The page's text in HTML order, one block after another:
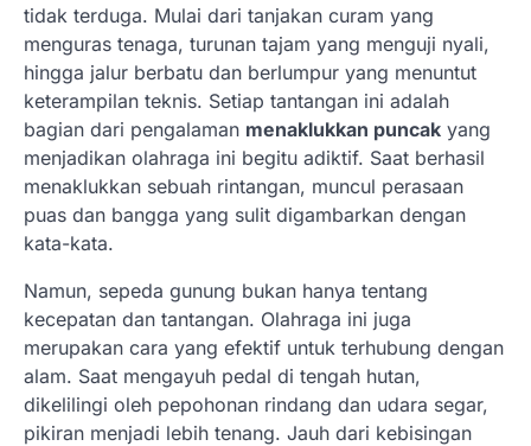
tidak terduga. Mulai dari tanjakan curam yang
menguras tenaga, turunan tajam yang menguji nyali,
hingga jalur berbatu dan berlumpur yang menuntut
keterampilan teknis. Setiap tantangan ini adalah
bagian dari pengalaman menaklukkan puncak yang
menjadikan olahraga ini begitu adiktif. Saat berhasil
menaklukkan sebuah rintangan, muncul perasaan
puas dan bangga yang sulit digambarkan dengan
kata-kata.
Namun, sepeda gunung bukan hanya tentang
kecepatan dan tantangan. Olahraga ini juga
merupakan cara yang efektif untuk terhubung dengan
alam. Saat mengayuh pedal di tengah hutan,
dikelilingi oleh pepohonan rindang dan udara segar,
pikiran menjadi lebih tenang. Jauh dari kebisingan